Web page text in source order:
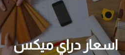
اسعار دراي ميكس